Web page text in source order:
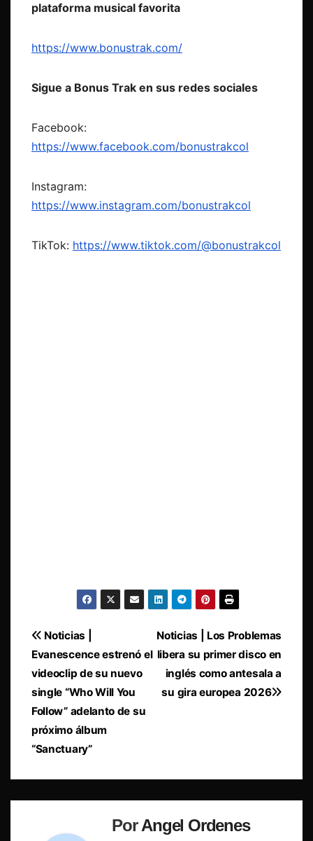
plataforma musical favorita
https://www.bonustrak.com/
Sigue a Bonus Trak en sus redes sociales
Facebook:
https://www.facebook.com/bonustrakcol
Instagram:
https://www.instagram.com/bonustrakcol
TikTok: https://www.tiktok.com/@bonustrakcol
Navegación
de
entradas
Noticias | Los Problemas
libera su primer disco en
inglés como antesala a
su gira europea 2026
Noticias |
Evanescence estrenó el
videoclip de su nuevo
single “Who Will You
Follow” adelanto de su
próximo álbum
“Sanctuary”
PorAngel Ordenes